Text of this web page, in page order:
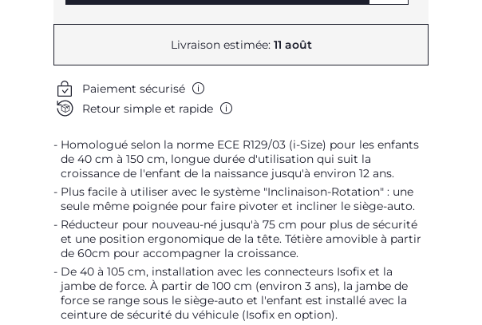
Livraison estimée: 11 août
Paiement sécurisé
Retour simple et rapide
Homologué selon la norme ECE R129/03 (i-Size) pour les enfants
de 40 cm à 150 cm, longue durée d'utilisation qui suit la
croissance de l'enfant de la naissance jusqu'à environ 12 ans.
Plus facile à utiliser avec le système "Inclinaison-Rotation" : une
seule même poignée pour faire pivoter et incliner le siège-auto.
Réducteur pour nouveau-né jusqu'à 75 cm pour plus de sécurité
et une position ergonomique de la tête. Tétière amovible à partir
de 60cm pour accompagner la croissance.
De 40 à 105 cm, installation avec les connecteurs Isofix et la
jambe de force. À partir de 100 cm (environ 3 ans), la jambe de
force se range sous le siège-auto et l'enfant est installé avec la
ceinture de sécurité du véhicule (Isofix en option).